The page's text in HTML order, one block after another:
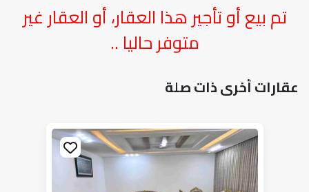
تم بيع أو تأجير هذا العقار، أو العقار غير
متوفر حاليا ..
عقارات أخرى ذات صلة